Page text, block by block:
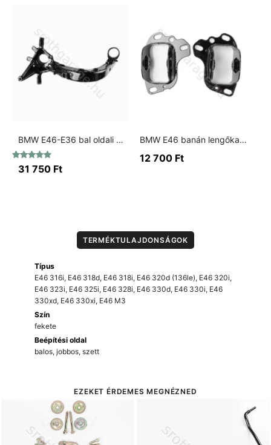
BMW E46-E36 bal oldali banán lengőkar 75mm kis csapágyas
Értékelés:
5.00
31 750 Ft
BMW E46 banán lengőkar konzol
12 700 Ft
TERMÉKTULAJDONSÁGOK
Típus
E46 316i, E46 318d, E46 318i, E46 320d (136le), E46 320i,
E46 323i, E46 325i, E46 328i, E46 330d, E46 330i, E46
330xd, E46 330xi, E46 M3
Szín
fekete
Beépítési oldal
balos, jobbos, szett
EZEKET ÉRDEMES MEGNÉZNED